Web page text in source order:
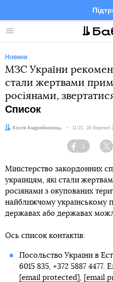
Меню
Новини
МЗС України
стали жертвами
росіянами,
Список
Автор:Костя Андрейковець Дата:
11:21, 28 березня
Facebook
1
Міністерство закордонних
українцям, які стали
росіянами з окупованих
найближчому українському
державах або державах
Ось список контактів:
Посольство України в
6015 835, +372 5887 4477.
[email protected] , [email